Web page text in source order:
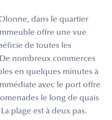
dans le quartier
offre une vue
de toutes les
nombreux commerces
en quelques minutes à
avec le port offre
le long de quais
plage est à deux pas.